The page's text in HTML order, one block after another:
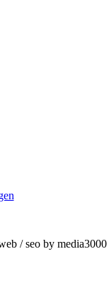
/ seo by media3000